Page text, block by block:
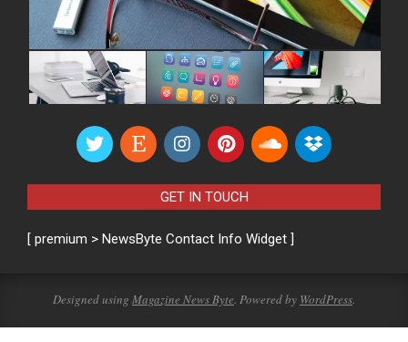
GET IN TOUCH
[ premium > NewsByte Contact Info Widget ]
Designed using Magazine News Byte. Powered by WordPress.